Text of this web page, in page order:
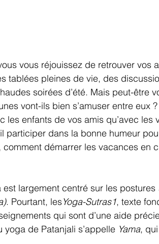
vous réjouissez de retrouver vos
tablées pleines de vie, des
soirées d’été. Mais peut-être
vont-ils bien s’amuser entre eux
les enfants de vos amis qu’avec les
participer dans la bonne humeur
démarrer les vacances en
largement centré sur les postures
. Pourtant, lesYoga-Sutras1, texte
qui sont d’une aide
de Patanjali s’appelle Yama,